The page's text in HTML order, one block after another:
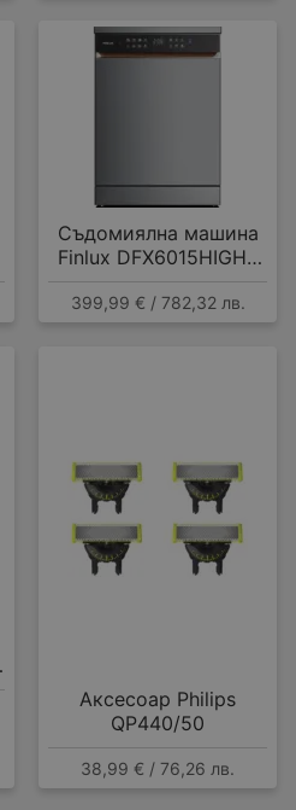
Съдомиялна машина
Finlux DFX6015HIGH ,
399,99 € / 782,32 лв.
Аксесоар Philips
QP440/50
38,99 € / 76,26 лв.